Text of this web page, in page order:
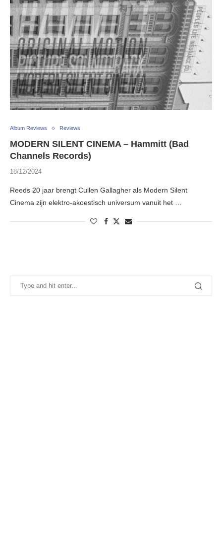
Album Reviews Reviews
MODERN SILENT CINEMA – Hammitt (Bad
Channels Records)
18/12/2024
Reeds 20 jaar brengt Cullen Gallagher als Modern Silent
Cinema zijn elektro-akoestisch universum vanuit het …